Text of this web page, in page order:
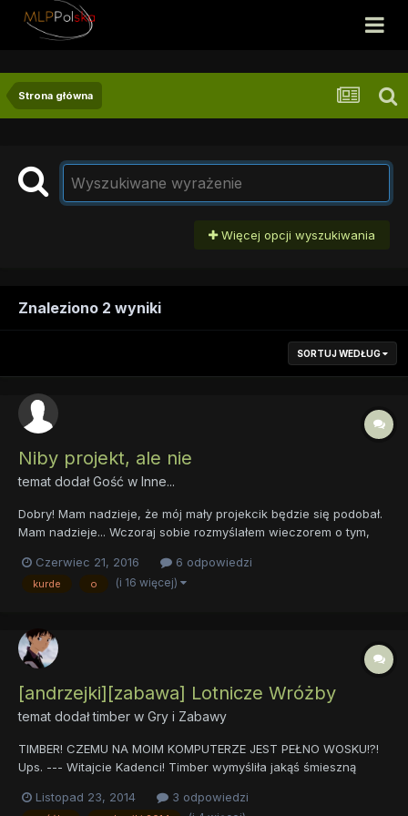
Strona główna
Więcej opcji wyszukiwania
Znaleziono 2 wyniki
SORTUJ WEDŁUG
Niby projekt, ale nie
temat dodał Gość w Inne...
Dobry! Mam nadzieje, że mój mały projekcik będzie się podobał.
Mam nadzieje... Wczoraj sobie rozmyślałem wieczorem o tym,
gest. No i po dłuuuuuuugim zastanowieniu publikuje mapę. Dość
nietypową mapę na, której zaznaczyłem yyy kucyki....
Czerwiec 21, 2016 6 odpowiedzi
kurde o (i 16 więcej)
[andrzejki][zabawa] Lotnicze Wróżby
temat dodałtimber w Gry i Zabawy
TIMBER! CZEMU NA MOIM KOMPUTERZE JEST PEŁNO WOSKU!?!
Ups. --- Witajcie Kadenci! Timber wymyśliła jakąś śmieszną
*dźwięk łamiącego się metalu* ups... TIMBER! Zniszczyłaś moją
Listopad 23, 2014 3 odpowiedzi